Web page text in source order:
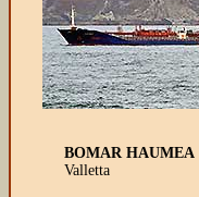
BOMAR HAUMEA
Valletta